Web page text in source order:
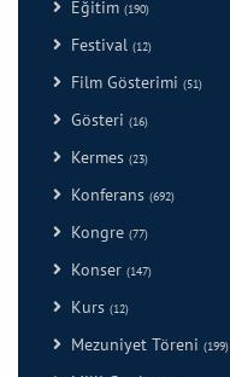
Eğitim (190)
Festival (12)
Film Gösterimi (51)
Gösteri (16)
Kermes (23)
Konferans (692)
Kongre (77)
Konser (147)
Kurs (12)
Mezuniyet Töreni (199)